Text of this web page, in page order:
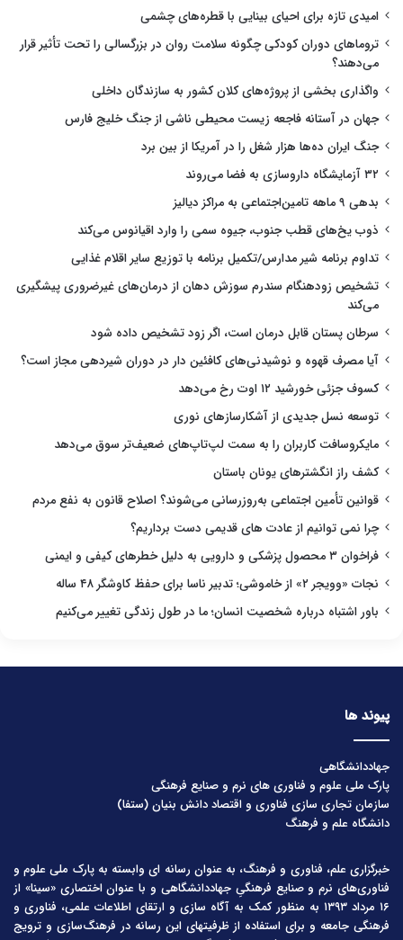
امیدی تازه برای احیای بینایی با قطره‌های چشمی
تروماهای دوران کودکی چگونه سلامت روان در بزرگسالی را تحت تأثیر قرار
می‌دهند؟
واگذاری بخشی از پروژه‌های کلان کشور به سازندگان داخلی
جهان در آستانه فاجعه زیست محیطی ناشی از جنگ خلیج فارس
جنگ ایران ده‌ها هزار شغل را در آمریکا از بین برد
۳۲ آزمایشگاه داروسازی به فضا می‌روند
بدهی ۹ ماهه تامین‌اجتماعی به مراکز دیالیز
ذوب یخ‌های قطب جنوب، جیوه سمی را وارد اقیانوس می‌کند
تداوم برنامه شیر مدارس/تکمیل برنامه با توزیع سایر اقلام غذایی
تشخیص زودهنگام سندرم سوزش دهان از درمان‌های غیرضروری پیشگیری
می‌کند
سرطان پستان قابل درمان است، اگر زود تشخیص داده شود
آیا مصرف قهوه و نوشیدنی‌های کافئین دار در دوران شیردهی مجاز است؟
کسوف جزئی خورشید ۱۲ اوت رخ می‌دهد
توسعه نسل جدیدی از آشکارسازهای نوری
مایکروسافت کاربران را به سمت لپ‌تاپ‌های ضعیف‌تر سوق می‌دهد
کشف راز انگشترهای یونان باستان
قوانین تأمین اجتماعی به‌روزرسانی می‌شوند؟ اصلاح قانون به نفع مردم
چرا نمی توانیم از عادت های قدیمی دست برداریم؟
فراخوان ۳ محصول پزشکی و دارویی به دلیل خطرهای کیفی و ایمنی
نجات «وویجر ۲» از خاموشی؛ تدبیر ناسا برای حفظ کاوشگر ۴۸ ساله
باور اشتباه درباره شخصیت انسان؛ ما در طول زندگی تغییر می‌کنیم
پیوند ها
جهاددانشگاهی
پارک ملی علوم و فناوری های نرم و صنایع فرهنگی
سازمان تجاری سازی فناوری و اقتصاد دانش بنیان (ستفا)
دانشگاه علم و فرهنگ
خبرگزاری علم، فناوری و فرهنگ، به عنوان رسانه ای وابسته به پارک ملی علوم و
فناوری‌های نرم و صنایع فرهنگیِ جهاددانشگاهی و با عنوان اختصاری «سینا» از
۱۶ مرداد ۱۳۹۳ به منظور کمک به آگاه سازی و ارتقای اطلاعات علمی، فناوری و
فرهنگی جامعه و برای استفاده از ظرفیتهای این رسانه در فرهنگ‌سازی و ترویج